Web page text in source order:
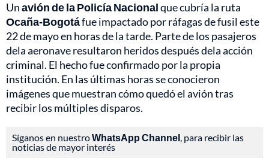
Unavión de la Policía Nacionalque cubría la ruta
Ocaña-Bogotáfue impactado por ráfagas de fusil este
22 de mayo en horas de la tarde. Parte de los pasajeros
dela aeronave resultaron heridos después dela acción
criminal. El hecho fue confirmado por la propia
institución. En las últimas horas se conocieron
imágenes que muestran cómo quedó el avión tras
recibir los múltiples disparos.
Síganos en nuestroWhatsApp Channel, para recibir las
noticias de mayor interés